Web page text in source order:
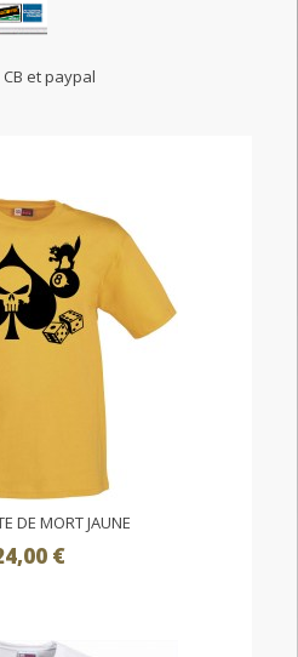
CB et paypal
DE MORT JAUNE
€